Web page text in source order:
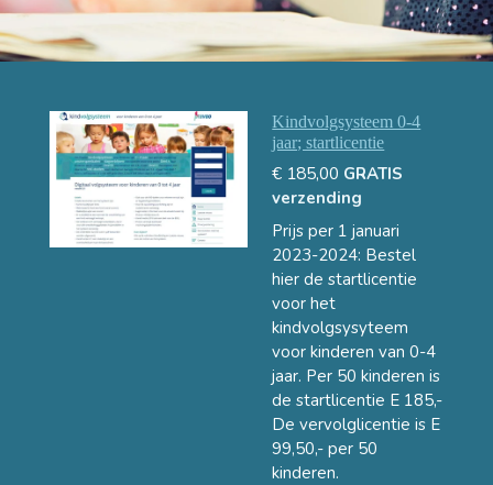
Kindvolgsysteem 0-4
jaar; startlicentie
€ 185,00 GRATIS
verzending
Prijs per 1 januari
2023-2024: Bestel
hier de startlicentie
voor het
kindvolgsysyteem
voor kinderen van 0-4
jaar. Per 50 kinderen is
de startlicentie E 185,-
De vervolglicentie is E
99,50,- per 50
kinderen.